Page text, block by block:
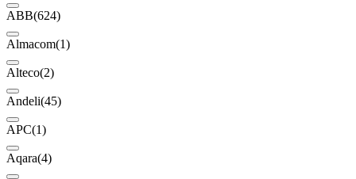
ABB(624)
Almacom(1)
Alteco(2)
Andeli(45)
APC(1)
Aqara(4)